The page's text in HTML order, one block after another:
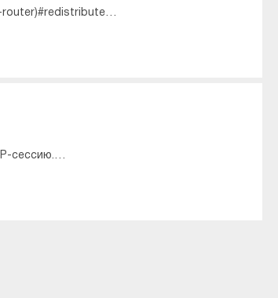
router)#redistribute…
сессию.…